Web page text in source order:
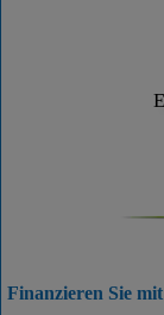
Finanzieren Sie